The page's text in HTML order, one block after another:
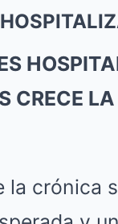
CRECE
la crónica